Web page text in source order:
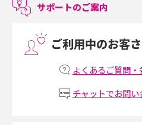
LINEで友だちを削除する方法は？方法
プリペイドSIMとは？種類やメリット
サポートのご案内
ご利用中のお客
よくあるご質問
チャットでお問い